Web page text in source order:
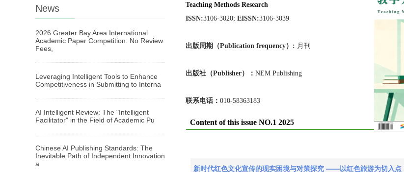
News
2026 Greater Bay Area International
Academic Paper Competition: No Review
Fees,
Leveraging Intelligent Tools to Enhance
Competitiveness in Submitting to Interna
AI Intelligent Review: The "Intelligent
Facilitator" in the Field of Academic Pu
Chinese AI Publishing Standards: The
Inevitable Path of Independent Innovation
a
Teaching Methods Research
ISSN:3106-3020; EISSN:3106-3039
出版周期（Publication frequency）: 月刊
出版社 （Publisher）： NEM Publishing
联系电话： 010-58363183
Content of this issue NO.1 2025
新时代红色文化宣传的现实困境与对策探究 ——以红色旅游为切入点